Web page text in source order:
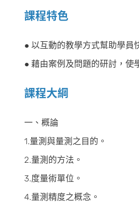
課程特色
● 以互動的教學方式幫助學員
● 藉由案例及問題的研討，使
課程大綱
一、概論
1.量測與量測之目的。
2.量測的方法。
3.度量術單位。
4.量測精度之概念。